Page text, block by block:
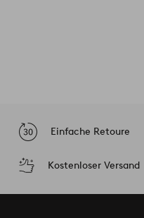
Einfache Retoure
Kostenloser Versand